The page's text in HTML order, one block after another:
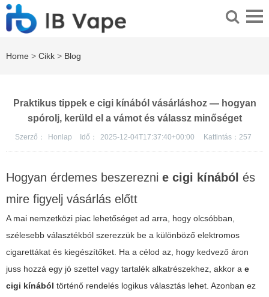
Home > Cikk > Blog
Praktikus tippek e cigi kínából vásárláshoz — hogyan
spórolj, kerüld el a vámot és válassz minőséget
Szerző： Honlap Idő： 2025-12-04T17:37:40+00:00 Kattintás： 257
Hogyan érdemes beszerezni e cigi kínából és
mire figyelj vásárlás előtt
A mai nemzetközi piac lehetőséget ad arra, hogy olcsóbban,
szélesebb választékból szerezzük be a különböző elektromos
cigarettákat és kiegészítőket. Ha a célod az, hogy kedvező áron
juss hozzá egy jó szettel vagy tartalék alkatrészekhez, akkor a e
cigi kínából történő rendelés logikus választás lehet. Azonban ez